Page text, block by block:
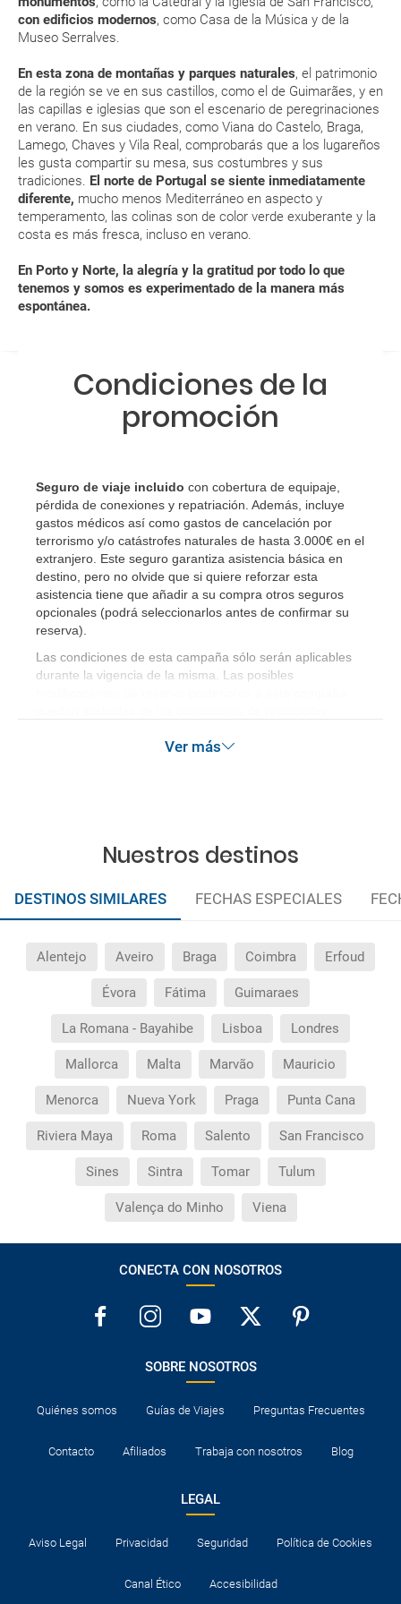
con edificios modernos, como Casa de la Música y de la
Museo Serralves.
En esta zona de montañas y parques naturales, el patrimonio
de la región se ve en sus castillos, como el de Guimarães, y en
las capillas e iglesias que son el escenario de peregrinaciones
en verano. En sus ciudades, como Viana do Castelo, Braga,
Lamego, Chaves y Vila Real, comprobarás que a los lugareños
les gusta compartir su mesa, sus costumbres y sus
tradiciones. El norte de Portugal se siente inmediatamente
diferente, mucho menos Mediterráneo en aspecto y
temperamento, las colinas son de color verde exuberante y la
costa es más fresca, incluso en verano.
En Porto y Norte, la alegría y la gratitud por todo lo que
tenemos y somos es experimentado de la manera más
espontánea.
otras regiones europeas situadas a similares latitudes
En verano y con temperaturas más altas se recomienda
de mayor intensidad
Durante la primavera, Porto y Norte está especialmente
bonito y verde. ¡Apúntate a sus interesantes rutas de
senderismo!
ENE
13 °C
5 °C
FEB
14 °C
6 °C
MAR
16 °C
7 °C
ABR
17 °C
modificar una reserva del viaje? ¿Qué gastos puede
generar una anulación o modificación del viaje?
¿Qué caducidad debe tener mi pasaporte para ir
a...?
¿Con cuánta antelación tengo que estar en el
aeropuerto?
RESERVAR ¿Cómo puedo reservar un viaje de
paquete vacacional en la página web?
Al realizar la reserva, uno de los servicios ha
quedado de pendiente de confirmación ¿Cómo
sabré si se confirma el viaje?
quiero al hacer mi solicitud de reserva?
Si tengo los traslados incluidos, ¿dónde debo
¿Incluye algún seguro de viaje mi reserva?
¿Cuáles son las condiciones generales en las
reservas de viajes?
¿Cuáles son los impuestos de entrada y salida del
país si viajo a América?
¿Qué hago si el traslado contratado del aeropuerto
al hotel o viceversa no ha aparecido?
Condiciones de la
promoción
Seguro de viaje incluido con cobertura de equipaje,
pérdida de conexiones y repatriación. Además, incluye
gastos médicos así como gastos de cancelación por
terrorismo y/o catástrofes naturales de hasta 3.000€ en el
extranjero. Este seguro garantiza asistencia básica en
destino, pero no olvide que si quiere reforzar esta
asistencia tiene que añadir a su compra otros seguros
opcionales (podrá seleccionarlos antes de confirmar su
reserva)
Las condiciones de esta campaña sólo serán aplicables
durante la vigencia de la misma. Las posibles
Ver más
Nuestros destinos
DESTINOS SIMILARES FECHAS ESPECIALES
Alentejo Aveiro Braga Coimbra Erfoud
Évora Fátima Guimaraes
La Romana - Bayahibe Lisboa Londres
Mallorca Malta Marvão Mauricio
Menorca Nueva York Praga Punta Cana
Riviera Maya Roma Salento San Francisco
Sines Sintra Tomar Tulum
Valença do Minho Viena
CONECTA CON NOSOTROS
SOBRE NOSOTROS
Quiénes somos Guías de Viajes Preguntas Frecuentes
Contacto Afiliados Trabaja con nosotros Blog
LEGAL
Aviso Legal Privacidad Seguridad Política de Cookies
Canal Ético Accesibilidad